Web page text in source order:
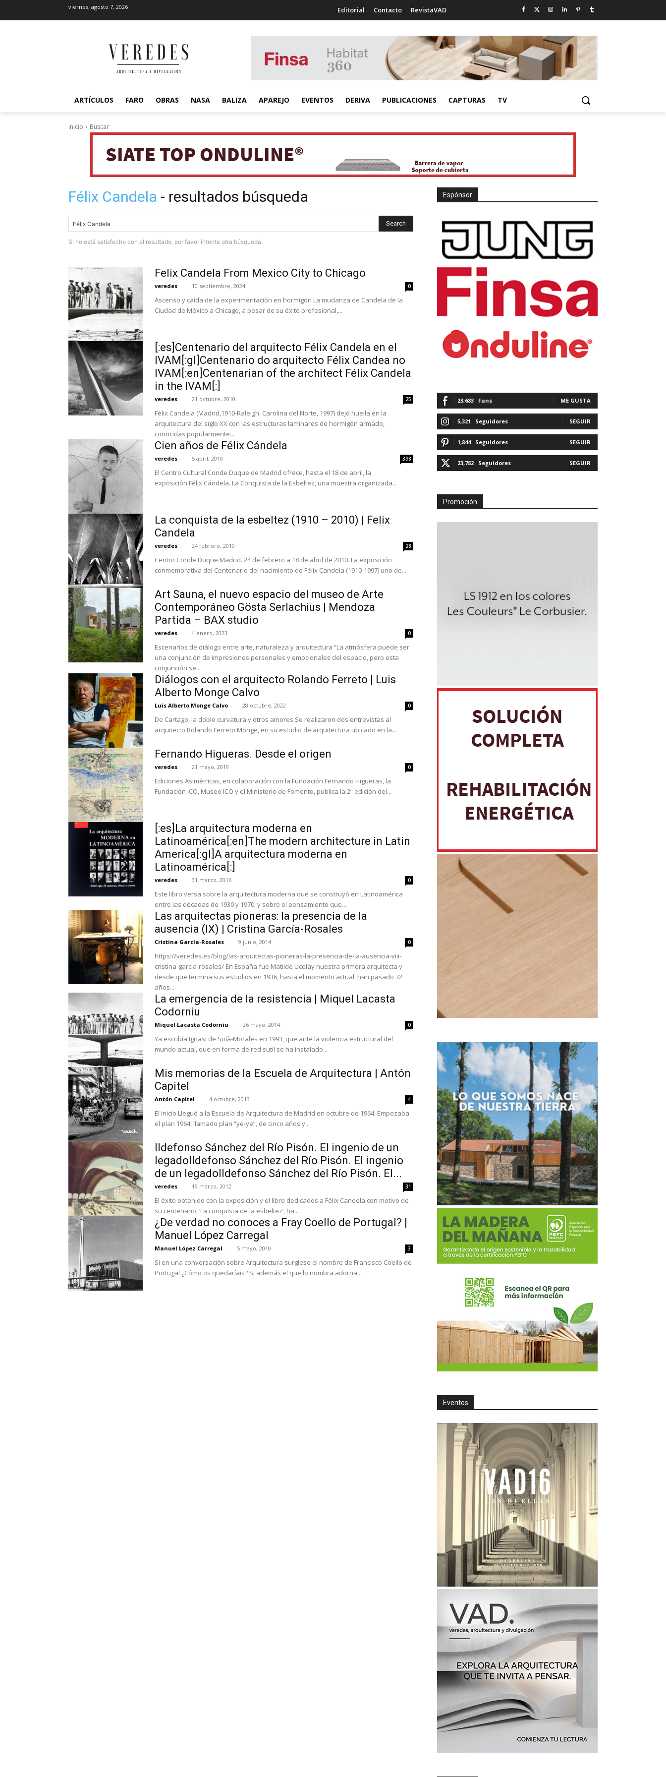
viernes, agosto 7, 2026 Editorial Contacto RevistaVAD
ARTÍCULOS FARO OBRAS NASA BALIZA APAREJO EVENTOS DERIVA PUBLICACIONES CAPTURAS TV
Inicio Buscar
Félix Candela - resultados búsqueda
Search
Si no está satisfecho con el resultado, por favor intente otra búsqueda.
Felix Candela From Mexico City to Chicago
veredes - 10 septiembre, 2024 0
Ascenso y caída de la experimentación en hormigón La mudanza de Candela de la
Ciudad de México a Chicago, a pesar de su éxito profesional,...
[:es]Centenario del arquitecto Félix Candela en el
IVAM[:gl]Centenario do arquitecto Félix Candea no
IVAM[:en]Centenarian of the architect Félix Candela
in the IVAM[:]
veredes - 21 octubre, 2010 25
Félix Candela (Madrid,1910-Raleigh, Carolina del Norte, 1997) dejó huella en la
arquitectura del siglo XX con las estructuras laminares de hormigón armado,
conocidas popularmente...
Cien años de Félix Cándela
veredes - 5 abril, 2010 398
El Centro Cultural Conde Duque de Madrid ofrece, hasta el 18 de abril, la
exposición Félix Cándela. La Conquista de la Esbeltez, una muestra organizada...
La conquista de la esbeltez (1910 – 2010) | Felix
Candela
veredes - 24 febrero, 2010 28
Centro Conde Duque.Madrid. 24 de febrero a 18 de abril de 2010. La exposición
conmemorativa del Centenario del nacimiento de Félix Candela (1910-1997) uno de...
Art Sauna, el nuevo espacio del museo de Arte
Contemporáneo Gösta Serlachius | Mendoza
Partida – BAX studio
veredes - 4 enero, 2023 0
Escenarios de diálogo entre arte, naturaleza y arquitectura “La atmósfera puede ser
una conjunción de impresiones personales y emocionales del espacio, pero esta
conjunción se...
Diálogos con el arquitecto Rolando Ferreto | Luis
Alberto Monge Calvo
Luis Alberto Monge Calvo - 28 octubre, 2022 0
De Cartago, la doble curvatura y otros amores Se realizaron dos entrevistas al
arquitecto Rolando Ferreto Monge, en su estudio de arquitectura ubicado en la...
Fernando Higueras. Desde el origen
veredes - 21 mayo, 2019 0
Ediciones Asimétricas, en colaboración con la Fundación Fernando Higueras, la
Fundación ICO, Museo ICO y el Ministerio de Fomento, publica la 2ª edición del...
[:es]La arquitectura moderna en
Latinoamérica[:en]The modern architecture in Latin
America[:gl]A arquitectura moderna en
Latinoamérica[:]
veredes - 31 marzo, 2016 0
Este libro versa sobre la arquitectura moderna que se construyó en Latinoamérica
entre las décadas de 1930 y 1970, y sobre el pensamiento que...
Las arquitectas pioneras: la presencia de la
ausencia (IX) | Cristina García-Rosales
Cristina García-Rosales - 9 junio, 2014 0
https://veredes.es/blog/las-arquitectas-pioneras-la-presencia-de-la-ausencia-viii-
cristina-garcia-rosales/ En España fue Matilde Ucelay nuestra primera arquitecta y
desde que termina sus estudios en 1936, hasta el momento actual, han pasado 72
años...
La emergencia de la resistencia | Miquel Lacasta
Codorniu
Miquel Lacasta Codorniu - 26 mayo, 2014 0
Ya escribía Ignasi de Solà-Morales en 1993, que ante la violencia estructural del
mundo actual, que en forma de red sutil se ha instalado...
Mis memorias de la Escuela de Arquitectura | Antón
Capitel
Antón Capitel - 4 octubre, 2013 4
El inicio Llegué a la Escuela de Arquitectura de Madrid en octubre de 1964. Empezaba
el plan 1964, llamado plan “ye-ye”, de cinco años y...
Ildefonso Sánchez del Río Pisón. El ingenio de un
legadoIldefonso Sánchez del Río Pisón. El ingenio
de un legadoIldefonso Sánchez del Río Pisón. El...
veredes - 19 marzo, 2012 31
El éxito obtenido con la exposición y el libro dedicados a Félix Candela con motivo de
su centenario, ‘La conquista de la esbeltez’, ha...
¿De verdad no conoces a Fray Coello de Portugal? |
Manuel López Carregal
Manuel López Carregal - 5 mayo, 2010 3
Si en una conversación sobre Arquitectura surgiese el nombre de Francisco Coello de
Portugal ¿Cómo os quedaríais? Si además el que lo nombra adorna...
Espónsor
23,683 Fans ME GUSTA
5,321 Seguidores SEGUIR
1,844 Seguidores SEGUIR
23,782 Seguidores SEGUIR
Promoción
Eventos